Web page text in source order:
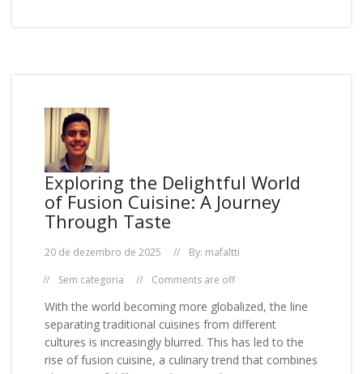
Exploring the Delightful World
of Fusion Cuisine: A Journey
Through Taste
20 de dezembro de 2025 By: mafaltti
Sem categoria
Comments are off
With the world becoming more globalized, the line
separating traditional cuisines from different
cultures is increasingly blurred. This has led to the
rise of fusion cuisine, a culinary trend that combines